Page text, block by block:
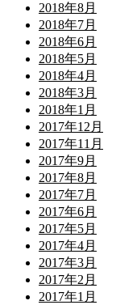
2018年8月
2018年7月
2018年6月
2018年5月
2018年4月
2018年3月
2018年1月
2017年12月
2017年11月
2017年9月
2017年8月
2017年7月
2017年6月
2017年5月
2017年4月
2017年3月
2017年2月
2017年1月